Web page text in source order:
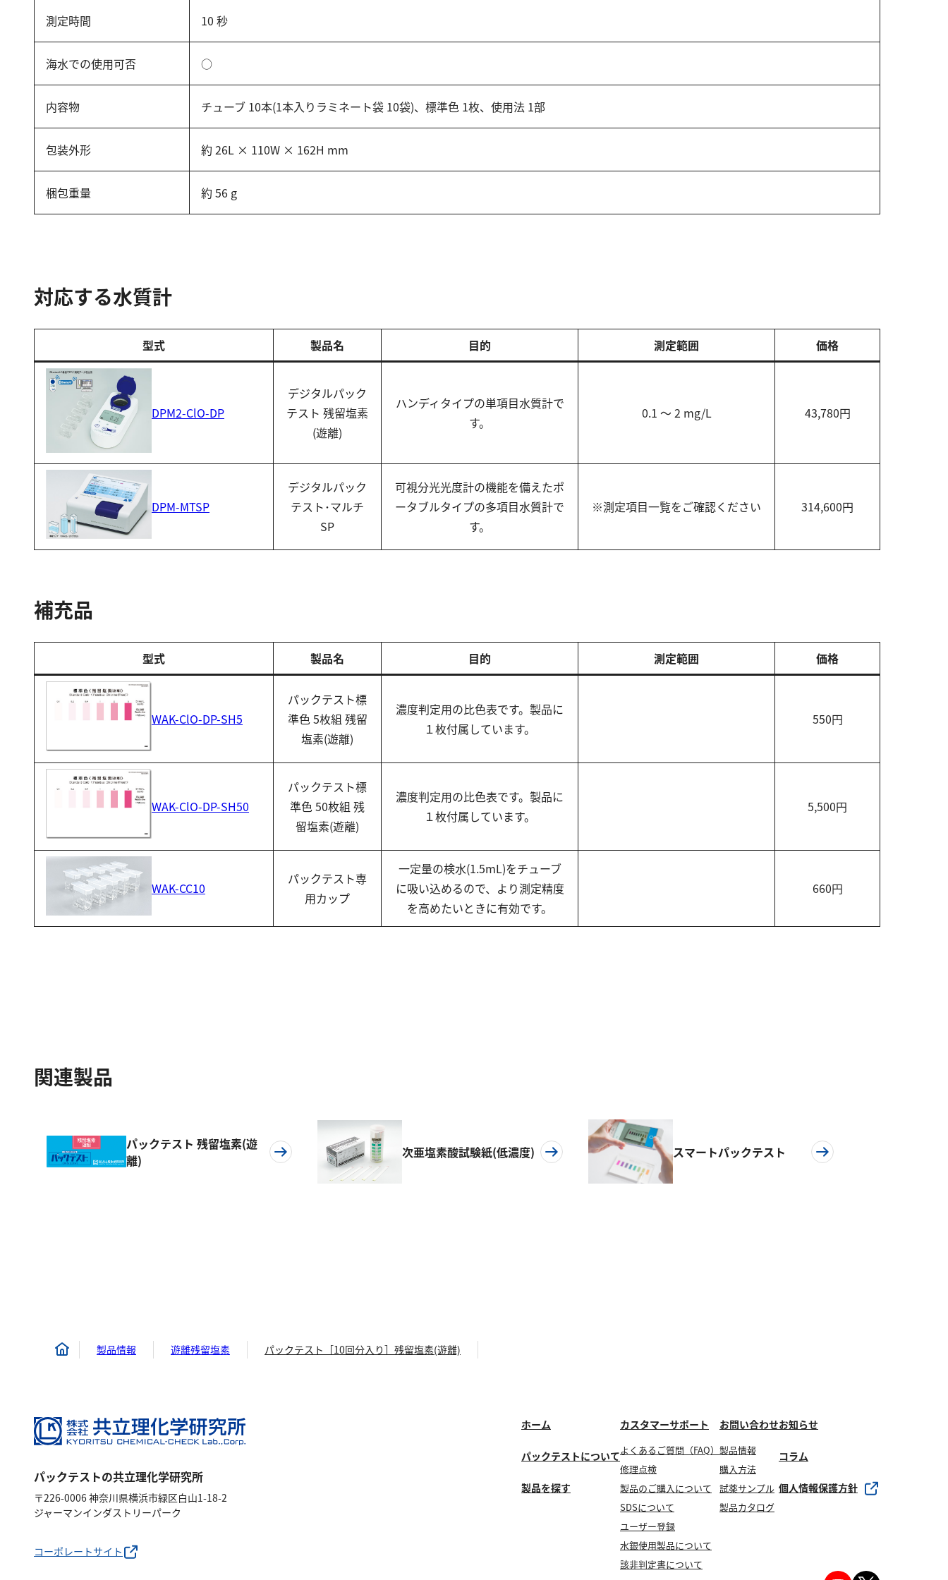
測定時間 10 秒
海水での使用可否 ○
内容物 チューブ 10本(1本入りラミネート袋 10袋)、標準色 1枚、使用法 1部
包装外形 約 26L × 110W × 162H mm
梱包重量 約 56 g
対応する水質計
型式 製品名 目的 測定範囲 価格
DPM2-ClO-DP
デジタルパック
テスト 残留塩素
(遊離)
ハンディタイプの単項目水質計で
す。
0.1 ～ 2 mg/L 43,780円
DPM-MTSP
デジタルパック
テスト･マルチ
SP
可視分光光度計の機能を備えたポ
ータブルタイプの多項目水質計で
す。
※測定項目一覧をご確認ください 314,600円
補充品
型式 製品名 目的 測定範囲 価格
WAK-ClO-DP-SH5
パックテスト標
準色 5枚組 残留
塩素(遊離)
濃度判定用の比色表です。製品に
１枚付属しています。
550円
WAK-ClO-DP-SH50
パックテスト標
準色 50枚組 残
留塩素(遊離)
濃度判定用の比色表です。製品に
１枚付属しています。
5,500円
WAK-CC10
パックテスト専
用カップ
一定量の検水(1.5mL)をチューブ
に吸い込めるので、より測定精度
を高めたいときに有効です。
660円
関連製品
パックテスト 残留塩素(遊
離)
次亜塩素酸試験紙(低濃度) スマートパックテスト
製品情報 遊離残留塩素 パックテスト［10回分入り］残留塩素(遊離)
ホーム
パックテストについて
製品を探す
カスタマーサポート
よくあるご質問（FAQ）
修理点検
製品のご購入について
SDSについて
ユーザー登録
水銀使用製品について
該非判定書について
お問い合わせ
製品情報
購入方法
試薬サンプル
製品カタログ
お知らせ
コラム
個人情報保護方針
パックテストの共立理化学研究所
〒226-0006 神奈川県横浜市緑区白山1-18-2
ジャーマンインダストリーパーク
コーポレートサイト